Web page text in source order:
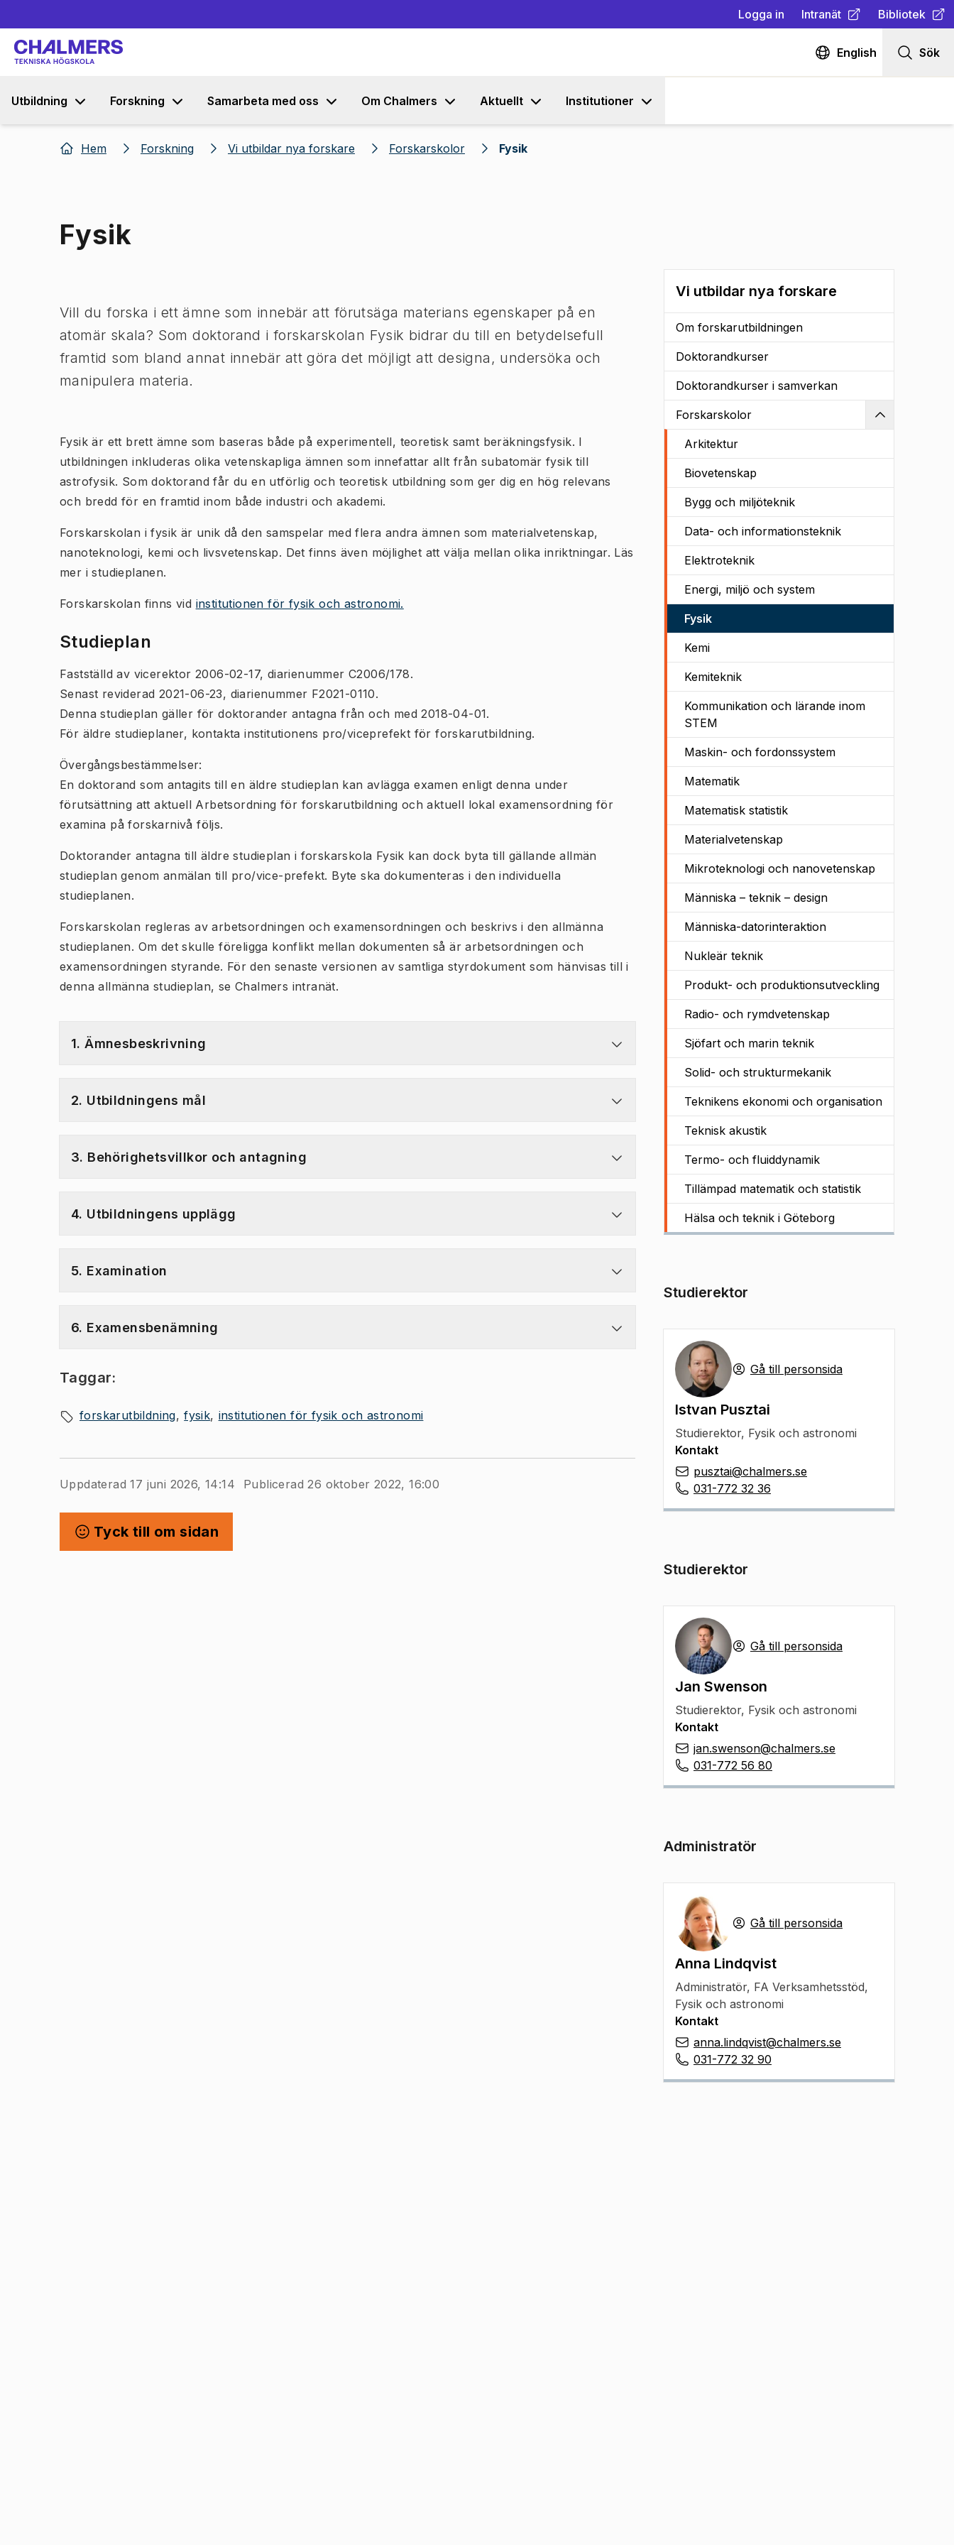
Logga in Intranät
(Öppnas i ny flik)
Bibliotek
(Öppnas i ny
English Sök
Utbildning Forskning Samarbeta med oss Om Chalmers Aktuellt Institutioner
Hem Forskning Vi utbildar nya forskare Forskarskolor Fysik
Fysik
Vill du forska i ett ämne som innebär att förutsäga materians egenskaper på en
atomär skala? Som doktorand i forskarskolan Fysik bidrar du till en betydelsefull
framtid som bland annat innebär att göra det möjligt att designa, undersöka och
manipulera materia.
Fysik är ett brett ämne som baseras både på experimentell, teoretisk samt beräkningsfysik. I
utbildningen inkluderas olika vetenskapliga ämnen som innefattar allt från subatomär fysik till
astrofysik. Som doktorand får du en utförlig och teoretisk utbildning som ger dig en hög relevans
och bredd för en framtid inom både industri och akademi.
Forskarskolan i fysik är unik då den samspelar med flera andra ämnen som materialvetenskap,
nanoteknologi, kemi och livsvetenskap. Det finns även möjlighet att välja mellan olika inriktningar. Läs
mer i studieplanen.
Forskarskolan finns vid institutionen för fysik och astronomi.
Studieplan
Fastställd av vicerektor 2006-02-17, diarienummer C2006/178.
Senast reviderad 2021-06-23, diarienummer F2021-0110.
Denna studieplan gäller för doktorander antagna från och med 2018-04-01.
För äldre studieplaner, kontakta institutionens pro/viceprefekt för forskarutbildning.
Övergångsbestämmelser:
En doktorand som antagits till en äldre studieplan kan avlägga examen enligt denna under
förutsättning att aktuell Arbetsordning för forskarutbildning och aktuell lokal examensordning för
examina på forskarnivå följs.
Doktorander antagna till äldre studieplan i forskarskola Fysik kan dock byta till gällande allmän
studieplan genom anmälan till pro/vice-prefekt. Byte ska dokumenteras i den individuella
studieplanen.
Forskarskolan regleras av arbetsordningen och examensordningen och beskrivs i den allmänna
studieplanen. Om det skulle föreligga konflikt mellan dokumenten så är arbetsordningen och
examensordningen styrande. För den senaste versionen av samtliga styrdokument som hänvisas till i
denna allmänna studieplan, se Chalmers intranät.
1. Ämnesbeskrivning
2. Utbildningens mål
3. Behörighetsvillkor och antagning
4. Utbildningens upplägg
5. Examination
6. Examensbenämning
Taggar:
forskarutbildning fysik institutionen för fysik och astronomi
Uppdaterad 17 juni 2026, 14:14 Publicerad 26 oktober 2022, 16:00
Tyck till om sidan
Vi utbildar nya forskare
Om forskarutbildningen
Doktorandkurser
Doktorandkurser i samverkan
Forskarskolor
Arkitektur
Biovetenskap
Bygg och miljöteknik
Data- och informationsteknik
Elektroteknik
Energi, miljö och system
Fysik
Kemi
Kemiteknik
Kommunikation och lärande inom
STEM
Maskin- och fordonssystem
Matematik
Matematisk statistik
Materialvetenskap
Mikroteknologi och nanovetenskap
Människa – teknik – design
Människa-datorinteraktion
Nukleär teknik
Produkt- och produktionsutveckling
Radio- och rymdvetenskap
Sjöfart och marin teknik
Solid- och strukturmekanik
Teknikens ekonomi och organisation
Teknisk akustik
Termo- och fluiddynamik
Tillämpad matematik och statistik
Hälsa och teknik i Göteborg
Studierektor
Gå till personsida
Istvan Pusztai
Studierektor, Fysik och astronomi
Kontakt
pusztai@chalmers.se
031-772 32 36
Studierektor
Gå till personsida
Jan Swenson
Studierektor, Fysik och astronomi
Kontakt
jan.swenson@chalmers.se
031-772 56 80
Administratör
Gå till personsida
Anna Lindqvist
Administratör, FA Verksamhetsstöd,
Fysik och astronomi
Kontakt
anna.lindqvist@chalmers.se
031-772 32 90